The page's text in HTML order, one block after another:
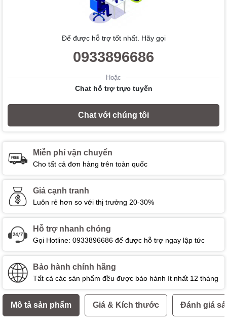
Để được hỗ trợ tốt nhất. Hãy gọi
0933896686
Hoặc
Chat hỗ trợ trực tuyến
Chat với chúng tôi
Miễn phí vận chuyển
Cho tất cả đơn hàng trên toàn quốc
Giá cạnh tranh
Luôn rẻ hơn so với thị trưởng 20-30%
Hỗ trợ nhanh chóng
Gọi Hotline: 0933896686 để được hỗ trợ ngay lập tức
Bảo hành chính hãng
Tất cả các sản phẩm đều được bảo hành ít nhất 12 tháng
Mô tả sản phẩm Giá & Kích thước Đánh giá